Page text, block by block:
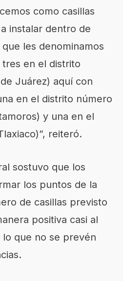
como casillas
instalar dentro de
les denominamos
tres en el distrito
Juárez) aquí con
en el distrito número
y una en el
reiteró.
sostuvo que los
los puntos de la
de casillas previsto
positiva casi al
que no se prevén